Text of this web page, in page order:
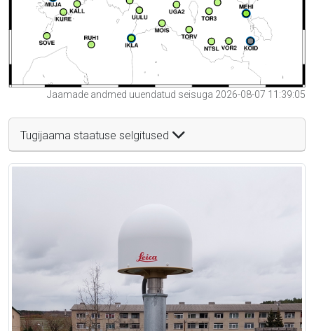
Jaamade andmed uuendatud seisuga 2026-08-07 11:39:05
Tugijaama staatuse selgitused